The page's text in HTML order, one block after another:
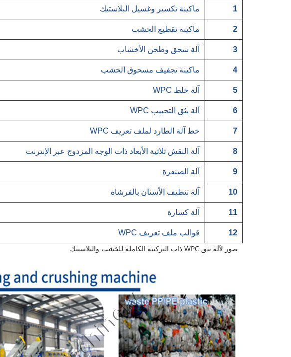
1 ماكينة تكسير وغسيل البلاستيك
2 ماكينة تقطيع الخشب
3 آلة سحق وطحن الأخشاب
4 ماكينة تجفيف مسحوق الخشب
5 آلة خلط WPC
6 آلة بثق التحبيب WPC
7 خط آلة الطارد لملف تعريف WPC
8 آلة النقش ثلاثية الأبعاد ذات الوجه المزدوج عبر الإنترنت
9 آلة الصنفرة
10 آلة تنظيف الأسنان بالفرشاة
11 آلة كسارة
12 قوالب ملف تعريف WPC
صور لآلة بثق WPC ذات التركيبة الكاملة للخشب والبلاستيك